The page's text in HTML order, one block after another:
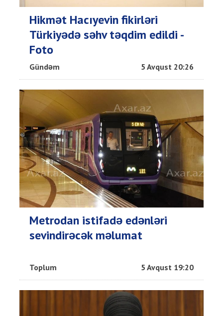
Hikmət Hacıyevin fikirləri
Türkiyədə səhv təqdim edildi -
Foto
Gündəm 5 Avqust 20:26
Metrodan istifadə edənləri
sevindirəcək məlumat
Toplum 5 Avqust 19:20